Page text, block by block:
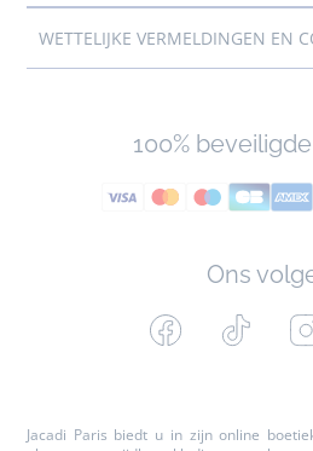
WETTELIJKE VERMELDINGEN EN
100%
Ons
Facebook Tiktok
Jacadi Paris biedt u in zijn online